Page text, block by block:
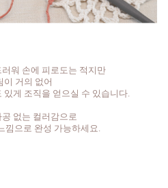
워 손에 피로도는 적지만
이 거의 없어
있게 조직을 얻으실 수 있습니다.
없는 컬러감으로
낌으로 완성 가능하세요.